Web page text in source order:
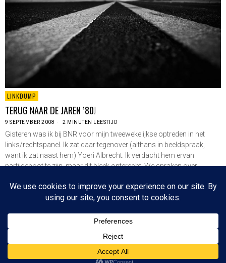
LINKDUMP
TERUG NAAR DE JAREN ’80!
9 SEPTEMBER 2008 2 MINUTEN LEESTIJD
Gisteren was ik bij BNR voor mijn tweewekelijkse optreden in het
links/rechtspanel. Ik zat daar tegenover (althans in beeldspraak,
want ik zat naast hem) Yoeri Albrecht. Ik verdacht hem ervan
partijgenoot te zijn, maar dit bleek onterecht. We spraken over
LEES VERDER
Since 2003 © All Rights Reserved | Foto's Robbert Baruch tenzij anders vermeld
CONTACT
BOVEN